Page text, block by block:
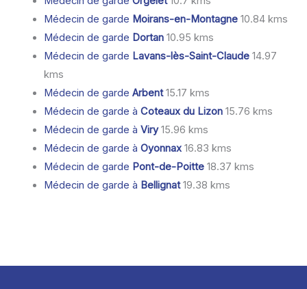
Médecin de garde Moirans-en-Montagne10.84 kms
Médecin de garde Dortan10.95 kms
Médecin de garde Lavans-lès-Saint-Claude14.97
kms
Médecin de garde Arbent15.17 kms
Médecin de garde à Coteaux du Lizon15.76 kms
Médecin de garde à Viry15.96 kms
Médecin de garde à Oyonnax16.83 kms
Médecin de garde Pont-de-Poitte18.37 kms
Médecin de garde à Bellignat19.38 kms